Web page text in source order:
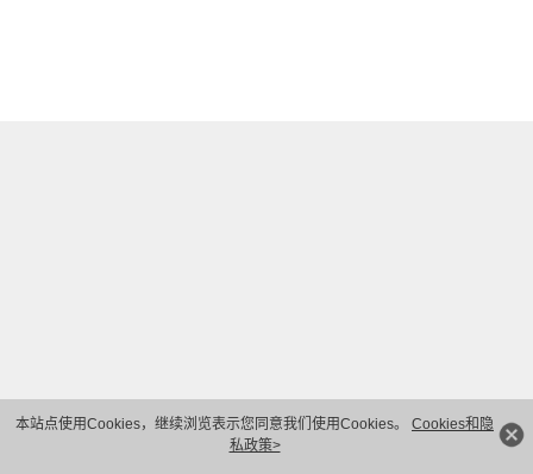
本站点使用Cookies，继续浏览表示您同意我们使用Cookies。 Cookies和隐
私政策>